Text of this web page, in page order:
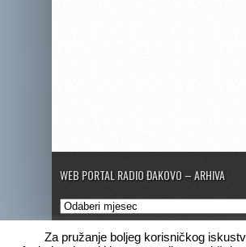
WEB PORTAL RADIO ĐAKOVO – ARHIVA
Web
portal
Radio
Za pružanje boljeg korisničkog